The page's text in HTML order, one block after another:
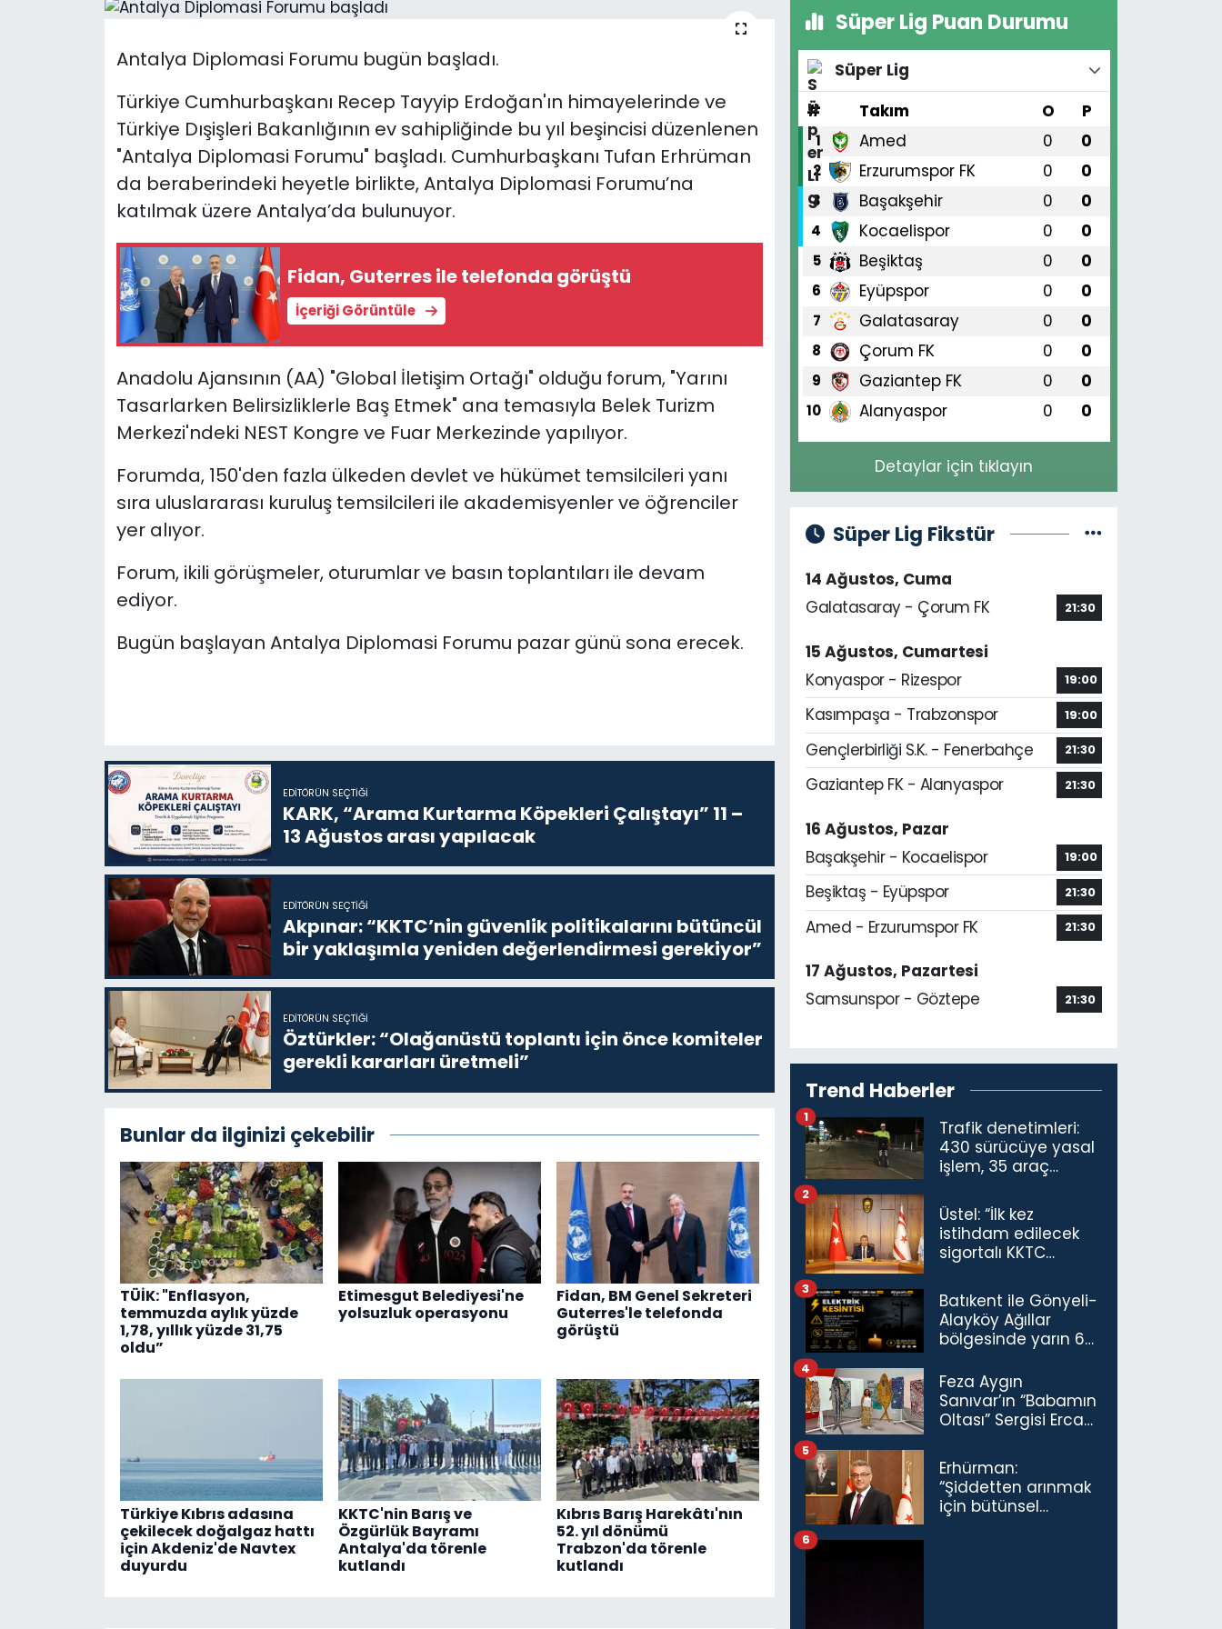
Antalya Diplomasi Forumu bugün başladı.
Türkiye Cumhurbaşkanı Recep Tayyip Erdoğan'ın himayelerinde ve
Türkiye Dışişleri Bakanlığının ev sahipliğinde bu yıl beşincisi düzenlenen
"Antalya Diplomasi Forumu" başladı. Cumhurbaşkanı Tufan Erhrüman
da beraberindeki heyetle birlikte, Antalya Diplomasi Forumu’na
katılmak üzere Antalya’da bulunuyor.
Fidan, Guterres ile telefonda görüştü
İçeriği Görüntüle
Anadolu Ajansının (AA) "Global İletişim Ortağı" olduğu forum, "Yarını
Tasarlarken Belirsizliklerle Baş Etmek" ana temasıyla Belek Turizm
Merkezi'ndeki NEST Kongre ve Fuar Merkezinde yapılıyor.
Forumda, 150'den fazla ülkeden devlet ve hükümet temsilcileri yanı
sıra uluslararası kuruluş temsilcileri ile akademisyenler ve öğrenciler
yer alıyor.
Forum, ikili görüşmeler, oturumlar ve basın toplantıları ile devam
ediyor.
Bugün başlayan Antalya Diplomasi Forumu pazar günü sona erecek.
EDITÖRÜN SEÇTIĞI
KARK, “Arama Kurtarma Köpekleri Çalıştayı” 11 –
13 Ağustos arası yapılacak
EDITÖRÜN SEÇTIĞI
Akpınar: “KKTC’nin güvenlik politikalarını bütüncül
bir yaklaşımla yeniden değerlendirmesi gerekiyor”
EDITÖRÜN SEÇTIĞI
Öztürkler: “Olağanüstü toplantı için önce komiteler
gerekli kararları üretmeli”
Bunlar da ilginizi çekebilir
TÜİK: "Enflasyon,
temmuzda aylık yüzde
1,78, yıllık yüzde 31,75
oldu”
Etimesgut Belediyesi'ne
yolsuzluk operasyonu
Fidan, BM Genel Sekreteri
Guterres'le telefonda
görüştü
Türkiye Kıbrıs adasına
çekilecek doğalgaz hattı
için Akdeniz'de Navtex
duyurdu
KKTC'nin Barış ve
Özgürlük Bayramı
Antalya'da törenle
kutlandı
Kıbrıs Barış Harekâtı'nın
52. yıl dönümü
Trabzon'da törenle
kutlandı
Süper Lig Puan Durumu
Süper Lig
#
Takım O P
1 Amed 0 0
2 Erzurumspor FK 0 0
3 Başakşehir 0 0
4 Kocaelispor 0 0
5 Beşiktaş 0 0
6 Eyüpspor 0 0
7 Galatasaray 0 0
8 Çorum FK 0 0
9 Gaziantep FK 0 0
10 Alanyaspor 0 0
Detaylar için tıklayın
Süper Lig Fikstür
14 Ağustos, Cuma
Galatasaray - Çorum FK
21:30
15 Ağustos, Cumartesi
Konyaspor - Rizespor
19:00
Kasımpaşa - Trabzonspor 19:00
Gençlerbirliği S.K. - Fenerbahçe 21:30
Gaziantep FK - Alanyaspor 21:30
16 Ağustos, Pazar
Başakşehir - Kocaelispor
19:00
Beşiktaş - Eyüpspor 21:30
Amed - Erzurumspor FK 21:30
17 Ağustos, Pazartesi
Samsunspor - Göztepe
21:30
Trend Haberler
Trafik denetimleri:
430 sürücüye yasal
işlem, 35 araç
1
Üstel: “İlk kez
istihdam edilecek
sigortalı KKTC
maaş desteğini 35
bin TL'ye çıkardık”
2
Batıkent ile Gönyeli-
Alayköy Ağıllar
bölgesinde yarın 6
kesintisi…
3
Feza Aygın
Sanıvar’ın “Babamın
Oltası” Sergisi Ercan
Açıldı
4
Erhürman:
“Şiddetten arınmak
için bütünsel
5
6
KKTC YEREL SEÇİM 2018
Kültür Sanat
Magazin
Nöbetçi Eczaneler
Teknoloji
Video Galeri